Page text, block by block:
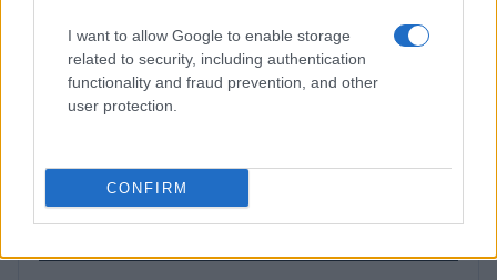
I want to allow Google to enable storage
related to security, including authentication
functionality and fraud prevention, and other
user protection.
CONFIRM
Don Antonio Mazzi: l’ultimo saluto a Milano tra